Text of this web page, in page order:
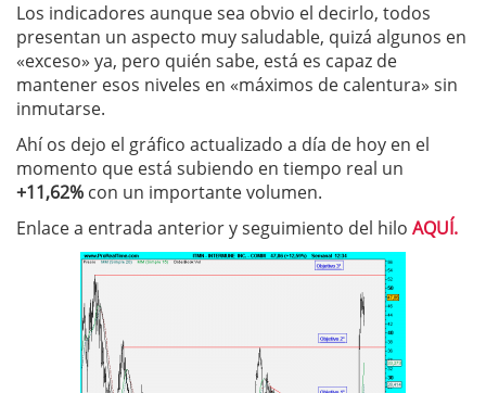
Los indicadores aunque sea obvio el decirlo, todos
presentan un aspecto muy saludable, quizá algunos en
«exceso» ya, pero quién sabe, está es capaz de
mantener esos niveles en «máximos de calentura» sin
inmutarse.
Ahí os dejo el gráfico actualizado a día de hoy en el
momento que está subiendo en tiempo real un
+11,62% con un importante volumen.
Enlace a entrada anterior y seguimiento del hilo AQUÍ.